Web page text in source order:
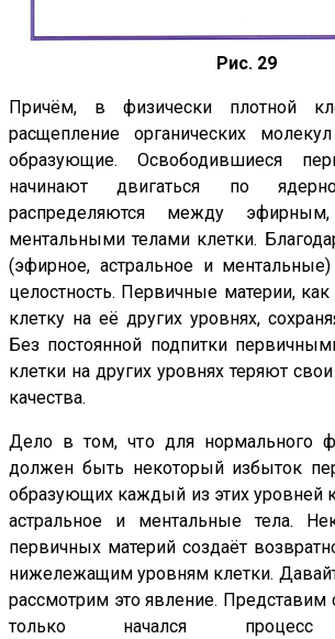
Рис. 29
Причём, в физически плотной
расщепление органических
образующие. Освободившиеся
начинают двигаться по
распределяются между
ментальными телами клетки.
(эфирное, астральное и
целостность. Первичные материи,
клетку на её других уровнях,
Без постоянной подпитки
клетки на других уровнях теряют
качества.
Дело в том, что для нормального
должен быть некоторый избыток
образующих каждый из этих уровней
астральное и ментальные тела.
первичных материй создаёт
нижележащим уровням клетки.
рассмотрим это явление. Представим
только начался процесс